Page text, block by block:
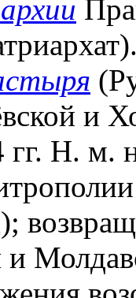
и
гг. Н. м.